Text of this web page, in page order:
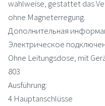
wahlweise, gestattet das
ohne Magneterregung.
Дополнительная
Электрическое
Ohne Leitungsdose, mit
803
Ausführung:
4 Hauptanschlüsse